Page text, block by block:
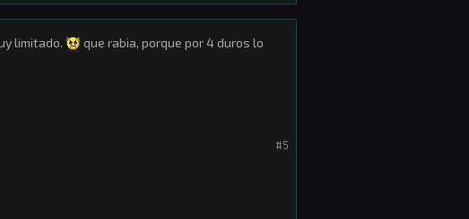
limitado.
que rabia, porque por 4 duros lo
#5